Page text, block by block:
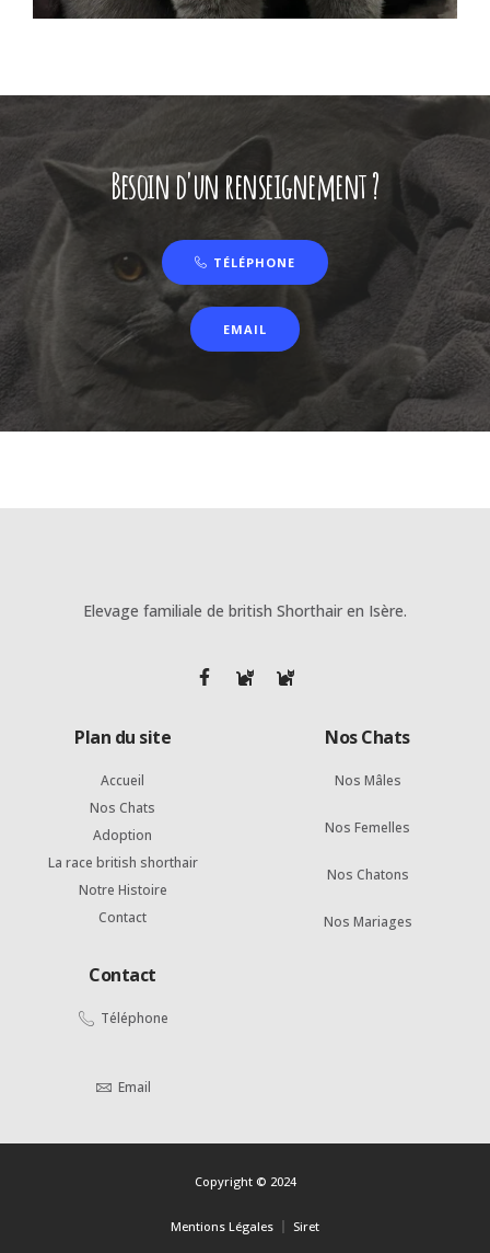
Besoin d'un renseignement ?
TÉLÉPHONE
EMAIL
Elevage familiale de british Shorthair en Isère.
Plan du site
Accueil
Nos Chats
Adoption
La race british shorthair
Notre Histoire
Contact
Nos Chats
Nos Mâles
Nos Femelles
Nos Chatons
Nos Mariages
Contact
Téléphone
Email
Copyright © 2024
Mentions Légales Siret